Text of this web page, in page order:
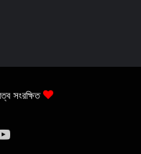
সংরক্ষিত